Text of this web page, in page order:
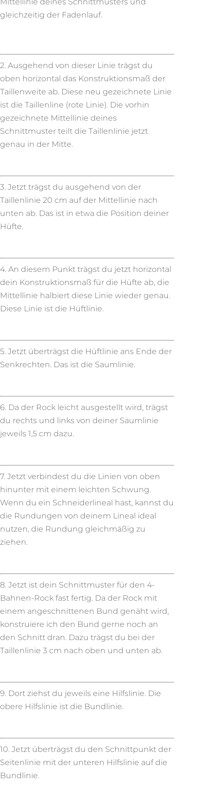
gleichzeitig der Fadenlauf.
2. Ausgehend von dieser Linie trägst du
oben horizontal das Konstruktionsmaß der
Taillenweite ab. Diese neu gezeichnete Linie
ist die Taillenline (rote Linie). Die vorhin
gezeichnete Mittellinie deines
Schnittmuster teilt die Taillenlinie jetzt
genau in der Mitte.
3. Jetzt trägst du ausgehend von der
Taillenlinie 20 cm auf der Mittellinie nach
unten ab. Das ist in etwa die Position deiner
Hüfte.
4. An diesem Punkt trägst du jetzt horizontal
dein Konstruktionsmaß für die Hüfte ab, die
Mittellinie halbiert diese Linie wieder genau.
Diese Linie ist die Hüftlinie.
5. Jetzt überträgst die Hüftlinie ans Ende der
Senkrechten. Das ist die Saumlinie.
6. Da der Rock leicht ausgestellt wird, trägst
du rechts und links von deiner Saumlinie
jeweils 1,5 cm dazu.
7. Jetzt verbindest du die Linien von oben
hinunter mit einem leichten Schwung.
Wenn du ein Schneiderlineal hast, kannst du
die Rundungen von deinem Lineal ideal
nutzen, die Rundung gleichmäßig zu
ziehen.
8. Jetzt ist dein Schnittmuster für den 4-
Bahnen-Rock fast fertig. Da der Rock mit
einem angeschnittenen Bund genäht wird,
konstruiere ich den Bund gerne noch an
den Schnitt dran. Dazu trägst du bei der
Taillenlinie 3 cm nach oben und unten ab.
9. Dort ziehst du jeweils eine Hilfslinie. Die
obere Hilfslinie ist die Bundlinie.
10. Jetzt überträgst du den Schnittpunkt der
Seitenlinie mit der unteren Hilfslinie auf die
Bundlinie.